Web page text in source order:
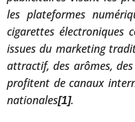
les plateformes
cigarettes électroniques
issues du marketing
attractif, des arômes,
profitent de canaux
nationales[1].